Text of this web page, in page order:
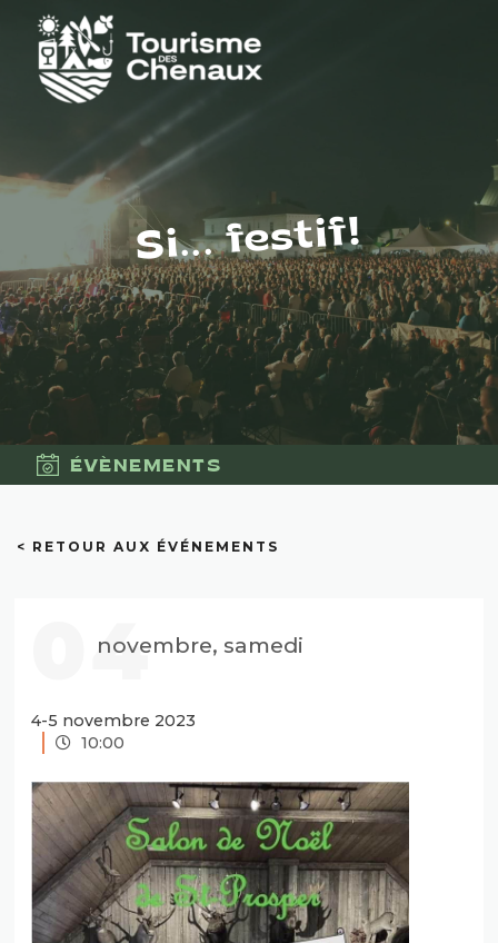
Si... festif!
ÉVÈNEMENTS
< RETOUR AUX ÉVÉNEMENTS
04
novembre, samedi
4-5 novembre 2023
10:00